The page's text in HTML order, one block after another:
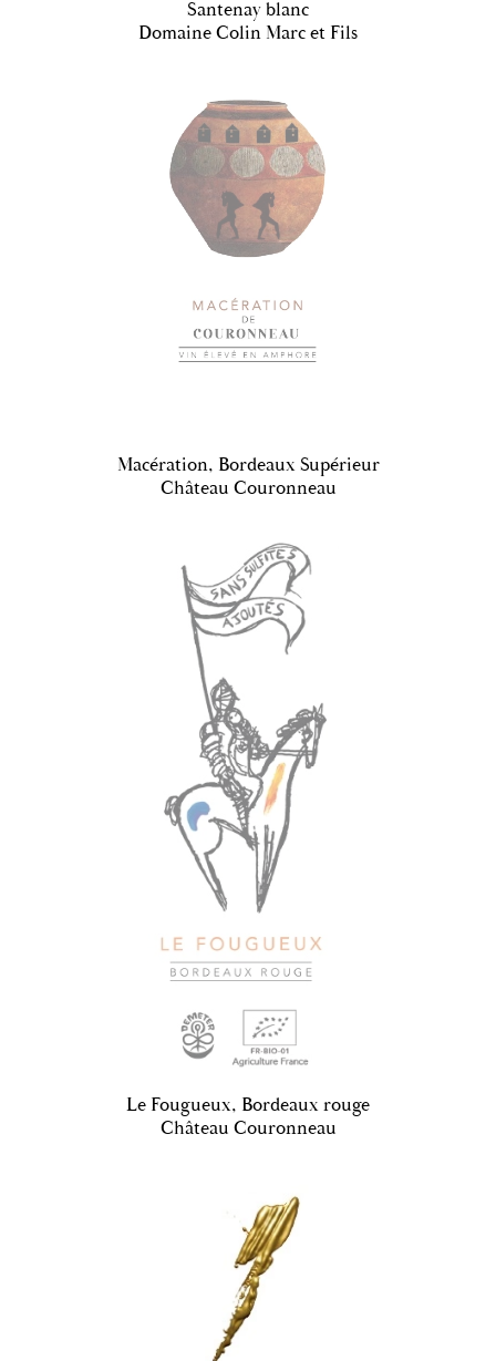
Santenay blanc
Domaine Colin Marc et Fils
Macération, Bordeaux Supérieur
Château Couronneau
Le Fougueux, Bordeaux rouge
Château Couronneau